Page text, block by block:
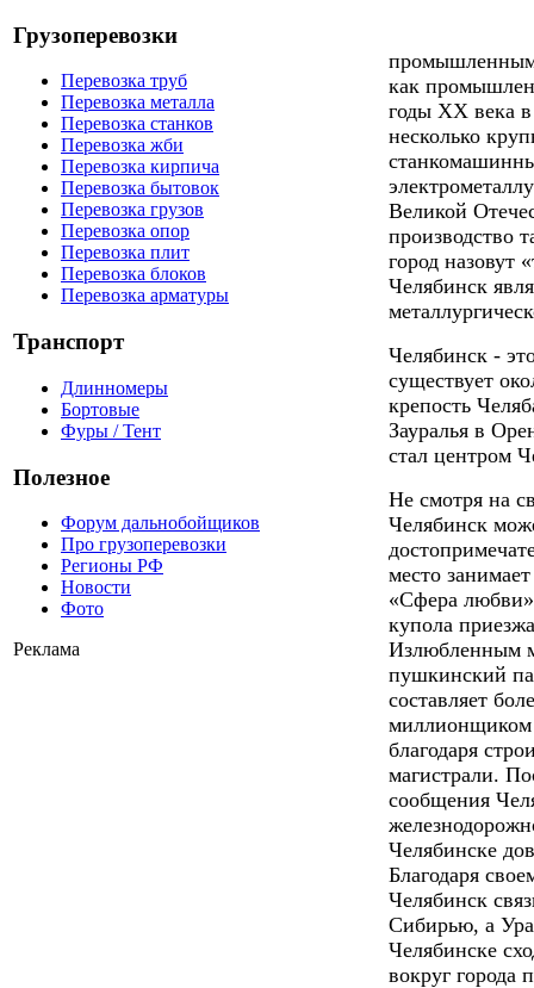
Грузоперевозки
Перевозка труб
Перевозка металла
Перевозка станков
Перевозка жби
Перевозка кирпича
Перевозка бытовок
Перевозка грузов
Перевозка опор
Перевозка плит
Перевозка блоков
Перевозка арматуры
Транспорт
Длинномеры
Бортовые
Фуры / Тент
Полезное
Форум дальнобойщиков
Про грузоперевозки
Регионы РФ
Новости
Фото
Реклама
промышленным
как
годы ХХ века в
несколько
Великой
производство
город назовут
Челябинск
Челябинск -
существует
крепость
Зауралья в
стал центром
Не смотря на
Челябинск
место
«Сфера
купола
Излюбленным
пушкинский
составляет
миллионщиком
благодаря
магистрали.
сообщения
Челябинске
Благодаря
Челябинск
Сибирью, а
Челябинске
вокруг города